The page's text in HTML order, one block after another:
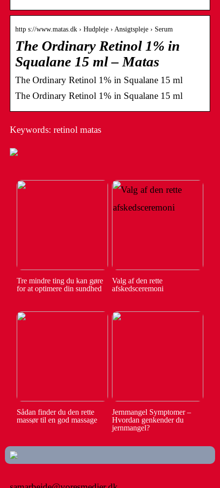
http s://www.matas.dk › Hudpleje › Ansigtspleje › Serum
The Ordinary Retinol 1% in
Squalane 15 ml – Matas
The Ordinary Retinol 1% in Squalane 15 ml
The Ordinary Retinol 1% in Squalane 15 ml
Keywords: retinol matas
Tre mindre ting du kan gøre
for at optimere din sundhed
Valg af den rette
afskedsceremoni
Sådan finder du den rette
massør til en god massage
Jernmangel Symptomer –
Hvordan genkender du
jernmangel?